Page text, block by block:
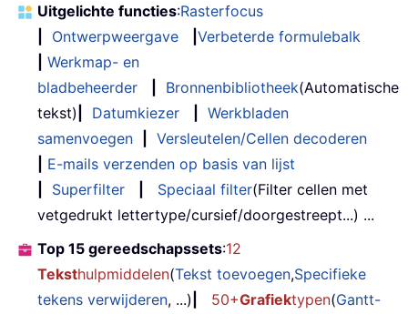
Uitgelichte functies:Rasterfocus
Ontwerpweergave
Verbeterde formulebalk
Werkmap- en
bladbeheerder
Bronnenbibliotheek(Automatische
tekst)
Datumkiezer
Werkbladen
samenvoegen
Versleutelen/Cellen decoderen
E-mails verzenden op basis van lijst
Superfilter Speciaal filter(Filter cellen met
vetgedrukt lettertype/cursief/doorgestreept...) ...
Top 15 gereedschapssets:12
Teksthulpmiddelen(Tekst toevoegen,Specifieke
tekens verwijderen, ...) 50+Grafiektypen(Gantt-